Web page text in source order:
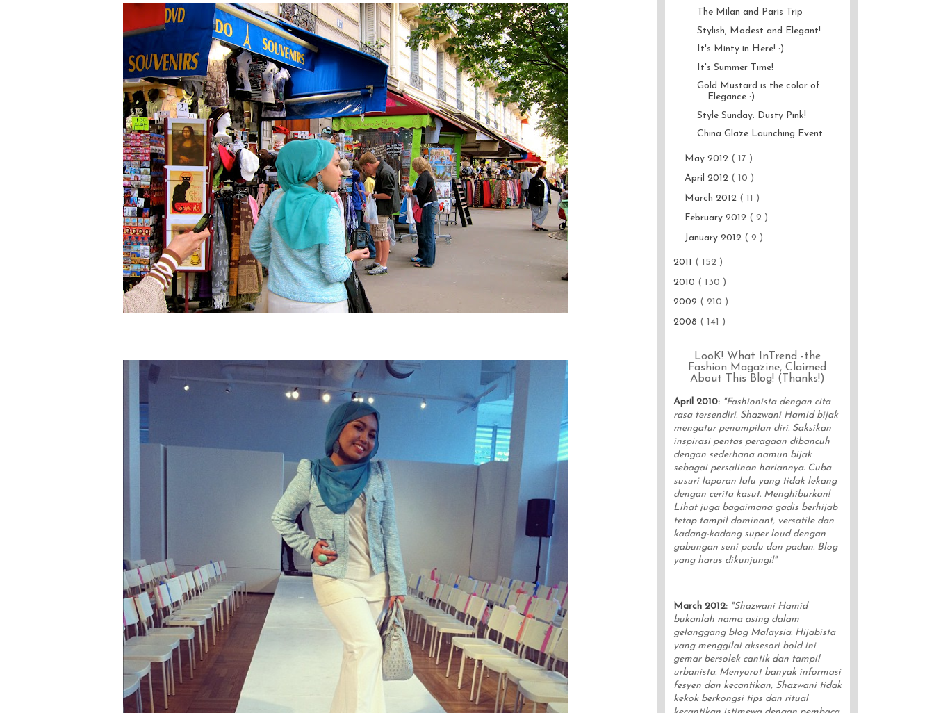
The Milan and Paris Trip
Stylish, Modest and Elegant!
It's Minty in Here! :)
It's Summer Time!
Gold Mustard is the color of
Elegance :)
Style Sunday: Dusty Pink!
China Glaze Launching Event
May 2012 ( 17 )
April 2012 ( 10 )
March 2012 ( 11 )
February 2012 ( 2 )
January 2012 ( 9 )
2011 ( 152 )
2010 ( 130 )
2009 ( 210 )
2008 ( 141 )
LooK! What InTrend -the
Fashion Magazine, Claimed
About This Blog! (Thanks!)
April 2010:"Fashionista dengan cita
rasa tersendiri. Shazwani Hamid bijak
mengatur penampilan diri. Saksikan
inspirasi pentas peragaan dibancuh
dengan sederhana namun bijak
sebagai persalinan hariannya. Cuba
susuri laporan lalu yang tidak lekang
dengan cerita kasut. Menghiburkan!
Lihat juga bagaimana gadis berhijab
tetap tampil dominant, versatile dan
kadang-kadang super loud dengan
gabungan seni padu dan padan. Blog
yang harus dikunjungi!"
March 2012:"Shazwani Hamid
bukanlah nama asing dalam
gelanggang blog Malaysia. Hijabista
yang menggilai aksesori bold ini
gemar bersolek cantik dan tampil
urbanista. Menyorot banyak informasi
fesyen dan kecantikan, Shazwani tidak
kekok berkongsi tips dan ritual